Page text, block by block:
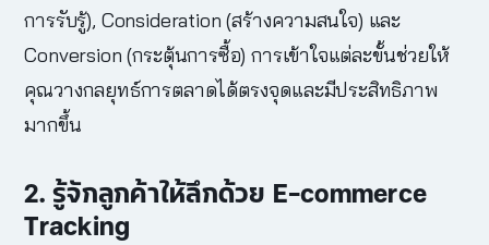
การรับรู้), Consideration (สร้างความสนใจ) และ
Conversion (กระตุ้นการซื้อ) การเข้าใจแต่ละขั้นช่วยให้
คุณวางกลยุทธ์การตลาดได้ตรงจุดและมีประสิทธิภาพ
มากขึ้น
2. รู้จักลูกค้าให้ลึกด้วย E-commerce
Tracking